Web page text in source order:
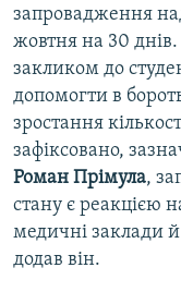
запровадження
жовтня на 30
закликом до
допомогти в
зростання
зафіксовано,
Роман Прімула,
стану є реакцією
медичні заклади
додав він.